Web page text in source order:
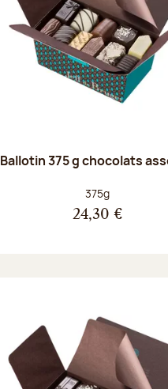
Ballotin 375 g chocolats
Poids net :
375g
24,30 €